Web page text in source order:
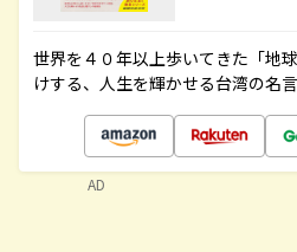
世界を４０年以上歩いてきた「地
けする、人生を輝かせる台湾の名
AD